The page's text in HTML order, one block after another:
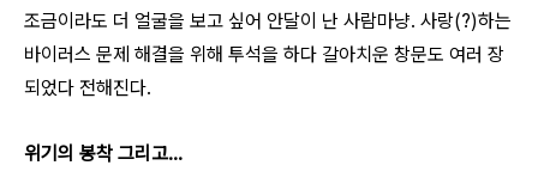
조금이라도 더 얼굴을 보고 싶어 안달이 난 사람마냥. 사랑(?)하는
바이러스 문제 해결을 위해 투석을 하다 갈아치운 창문도 여러 장
되었다 전해진다.
위기의 봉착 그리고...